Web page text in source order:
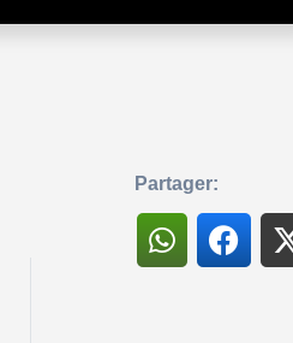
Partager: